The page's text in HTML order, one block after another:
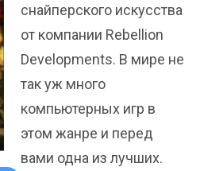
снайперского искусства
от компании Rebellion
Developments. В мире не
так уж много
компьютерных игр в
этом жанре и перед
вами одна из лучших.